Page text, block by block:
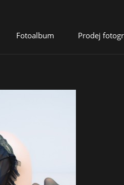
Fotoalbum Prodej